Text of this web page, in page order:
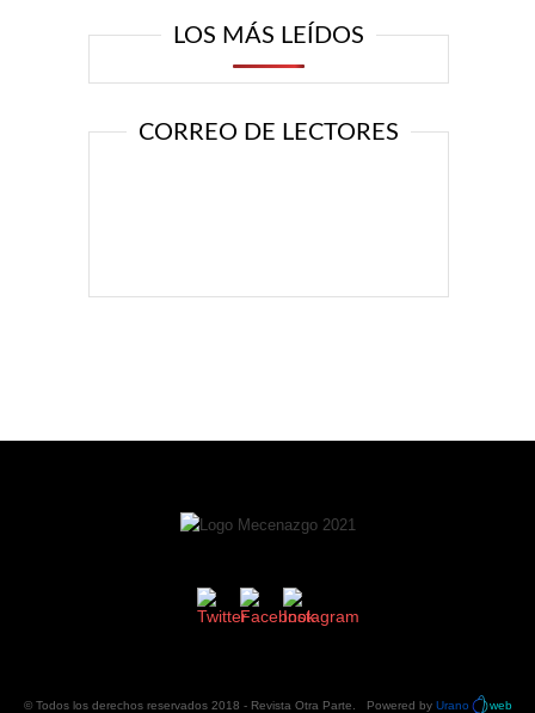
LOS MÁS LEÍDOS
CORREO DE LECTORES
© Todos los derechos reservados 2018 - Revista Otra Parte. Powered by Urano web